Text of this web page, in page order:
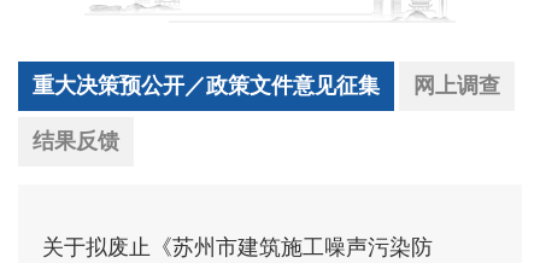
重大决策预公开／政策文件意见征集 网上调查
结果反馈
关于拟废止《苏州市建筑施工噪声污染防